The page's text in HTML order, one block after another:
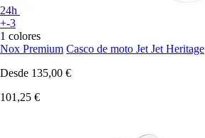
24h
+-3
1 colores
Nox Premium Casco de moto Jet Jet Heritage
Desde 135,00 €
101,25 €